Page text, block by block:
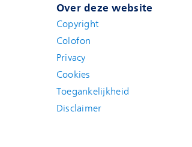
Over deze website
Copyright
Colofon
Privacy
Cookies
Toegankelijkheid
Disclaimer